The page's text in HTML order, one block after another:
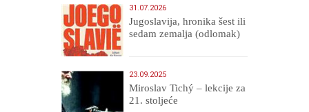
31.07.2026
Jugoslavija, hronika šest ili
sedam zemalja (odlomak)
23.09.2025
Miroslav Tichý – lekcije za
21. stoljeće